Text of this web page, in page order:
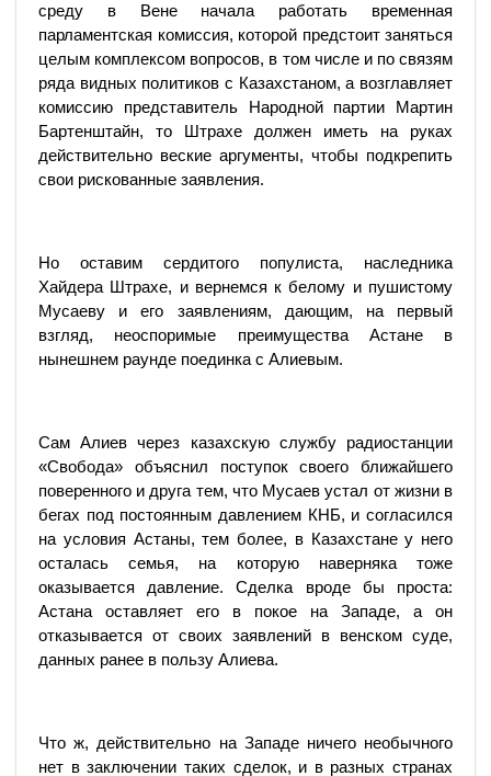
среду в Вене начала работать временная
парламентская комиссия, которой предстоит заняться
целым комплексом вопросов, в том числе и по связям
ряда видных политиков с Казахстаном, а возглавляет
комиссию представитель Народной партии Мартин
Бартенштайн, то Штрахе должен иметь на руках
действительно веские аргументы, чтобы подкрепить
свои рискованные заявления.
Но оставим сердитого популиста, наследника
Хайдера Штрахе, и вернемся к белому и пушистому
Мусаеву и его заявлениям, дающим, на первый
взгляд, неоспоримые преимущества Астане в
нынешнем раунде поединка с Алиевым.
Сам Алиев через казахскую службу радиостанции
«Свобода» объяснил поступок своего ближайшего
поверенного и друга тем, что Мусаев устал от жизни в
бегах под постоянным давлением КНБ, и согласился
на условия Астаны, тем более, в Казахстане у него
осталась семья, на которую наверняка тоже
оказывается давление. Сделка вроде бы проста:
Астана оставляет его в покое на Западе, а он
отказывается от своих заявлений в венском суде,
данных ранее в пользу Алиева.
Что ж, действительно на Западе ничего необычного
нет в заключении таких сделок, и в разных странах